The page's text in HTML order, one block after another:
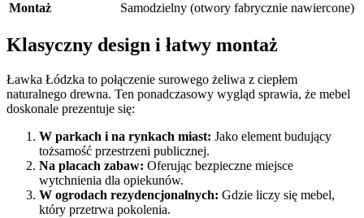
Montaż
Samodzielny (otwory fabrycznie nawiercone)
Klasyczny design i łatwy montaż
Ławka Łódzka to połączenie surowego żeliwa z ciepłem
naturalnego drewna. Ten ponadczasowy wygląd sprawia, że mebel
doskonale prezentuje się:
W parkach i na rynkach miast: Jako element budujący
tożsamość przestrzeni publicznej.
Na placach zabaw: Oferując bezpieczne miejsce
wytchnienia dla opiekunów.
W ogrodach rezydencjonalnych: Gdzie liczy się mebel,
który przetrwa pokolenia.